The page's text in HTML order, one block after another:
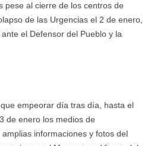
pese al cierre de los centros de
de las Urgencias el 2 de enero,
el Defensor del Pueblo y la
empeorar día tras día, hasta el
de enero los medios de
informaciones y fotos del